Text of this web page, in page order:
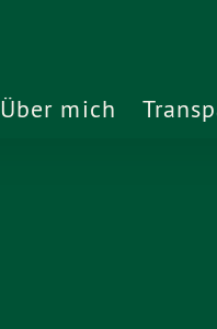
Über mich